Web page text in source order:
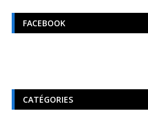
FACEBOOK
CATÉGORIES